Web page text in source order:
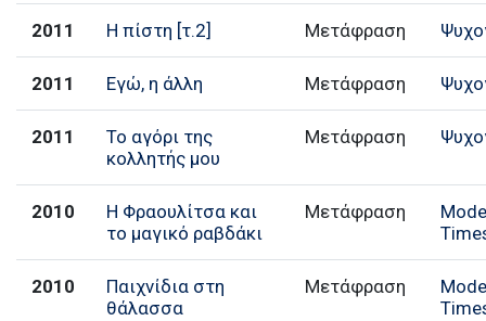
2011 Η πίστη [τ.2] Μετάφραση
2011 Εγώ, η άλλη Μετάφραση
2011
Το αγόρι της
κολλητής μου
Μετάφραση
2010
Η Φραουλίτσα και
το μαγικό ραβδάκι
Μετάφραση
2010
Παιχνίδια στη
θάλασσα
Μετάφραση